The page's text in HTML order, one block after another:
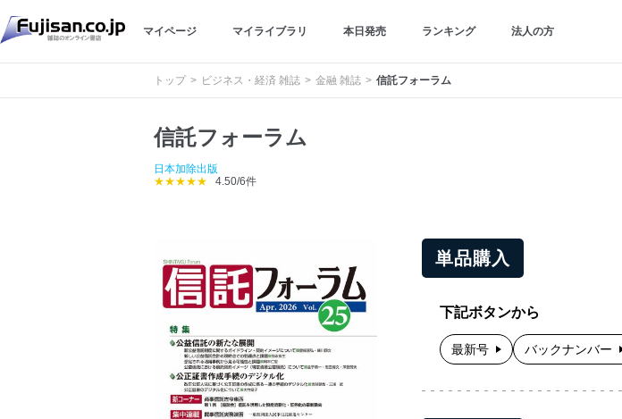
マイページ マイライブラリ 本日発売 ランキング 法人の方
トップ ビジネス・経済 雑誌 金融 雑誌 信託フォーラム
信託フォーラム
日本加除出版
★★★★★
4.50/6件
単品購入
下記ボタンから
最新号 バックナンバー